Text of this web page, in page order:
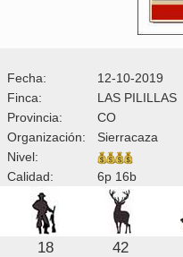
Fecha:
12-10-2019
Finca:
LAS PILILLAS
Provincia:
CO
Organización:
Sierracaza
Nivel:
Calidad:
6p 16b
18 42